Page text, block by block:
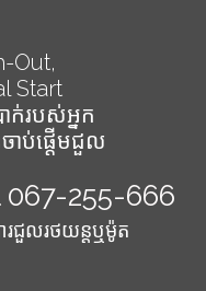
Out,
Start
របស់អ្នក
ាប់ផ្ដើមជួល
255-666
រជួលរថយន្ដឬម៉ូត